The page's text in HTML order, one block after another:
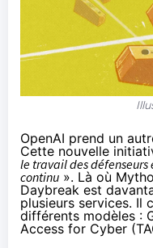
OpenAI prend un
Cette nouvelle
le travail des défenseurs
continu ». Là où
Daybreak est
plusieurs services. Il
différents modèles :
Access for Cyber